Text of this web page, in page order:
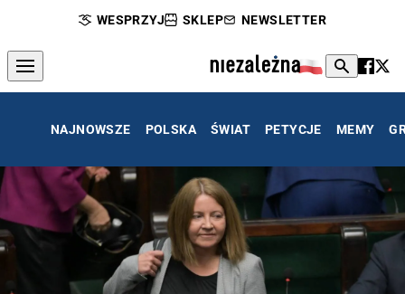
WESPRZYJ SKLEP NEWSLETTER
NAJNOWSZE POLSKA ŚWIAT PETYCJE MEMY